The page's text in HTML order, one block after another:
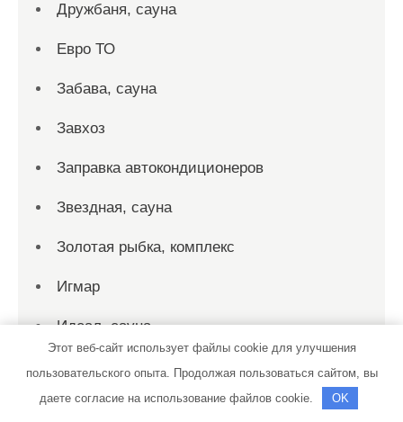
Дружбаня, сауна
Евро ТО
Забава, сауна
Завхоз
Заправка автокондиционеров
Звездная, сауна
Золотая рыбка, комплекс
Игмар
Идеал, сауна
Ист-хаус, гостиничный комплекс
Этот веб-сайт использует файлы cookie для улучшения
пользовательского опыта. Продолжая пользоваться сайтом, вы
даете согласие на использование файлов cookie.
OK